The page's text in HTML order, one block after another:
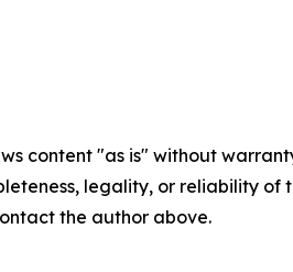
content "as is" without
legality, or reliability
the author above.